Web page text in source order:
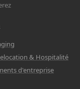
& Hospitalité
d'entreprise